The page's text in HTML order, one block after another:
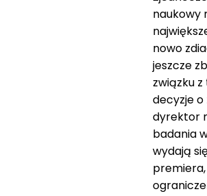
naukowy
nowo
jeszcze
związku
decyzje
dyrektor
badania
wydają